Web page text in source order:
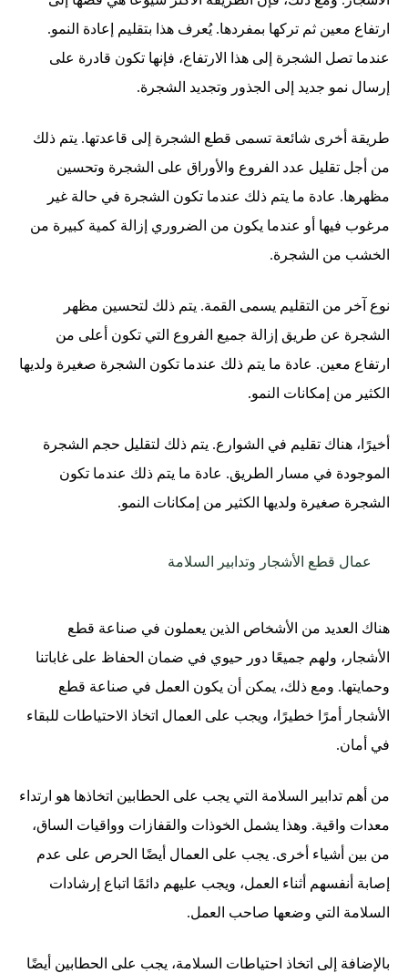
ارتفاع معين ثم تركها بمفردها. يُعرف هذا بتقليم إعادة النمو.
عندما تصل الشجرة إلى هذا الارتفاع، فإنها تكون قادرة على
إرسال نمو جديد إلى الجذور وتجديد الشجرة.
طريقة أخرى شائعة تسمى قطع الشجرة إلى قاعدتها. يتم ذلك
من أجل تقليل عدد الفروع والأوراق على الشجرة وتحسين
مظهرها. عادة ما يتم ذلك عندما تكون الشجرة في حالة غير
مرغوب فيها أو عندما يكون من الضروري إزالة كمية كبيرة من
الخشب من الشجرة.
نوع آخر من التقليم يسمى القمة. يتم ذلك لتحسين مظهر
الشجرة عن طريق إزالة جميع الفروع التي تكون أعلى من
ارتفاع معين. عادة ما يتم ذلك عندما تكون الشجرة صغيرة ولديها
الكثير من إمكانات النمو.
أخيرًا، هناك تقليم في الشوارع. يتم ذلك لتقليل حجم الشجرة
الموجودة في مسار الطريق. عادة ما يتم ذلك عندما تكون
الشجرة صغيرة ولديها الكثير من إمكانات النمو.
عمال قطع الأشجار وتدابير السلامة
هناك العديد من الأشخاص الذين يعملون في صناعة قطع
الأشجار، ولهم جميعًا دور حيوي في ضمان الحفاظ على غاباتنا
وحمايتها. ومع ذلك، يمكن أن يكون العمل في صناعة قطع
الأشجار أمرًا خطيرًا، ويجب على العمال اتخاذ الاحتياطات للبقاء
في أمان.
من أهم تدابير السلامة التي يجب على الحطابين اتخاذها هو ارتداء
معدات واقية. وهذا يشمل الخوذات والقفازات وواقيات الساق،
من بين أشياء أخرى. يجب على العمال أيضًا الحرص على عدم
إصابة أنفسهم أثناء العمل، ويجب عليهم دائمًا اتباع إرشادات
السلامة التي وضعها صاحب العمل.
بالإضافة إلى اتخاذ احتياطات السلامة، يجب على الحطابين أيضًا